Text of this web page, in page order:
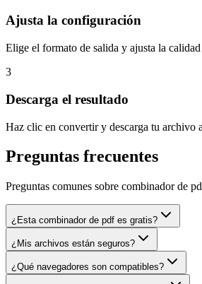
Ajusta la configuración
Elige el formato de salida y ajusta la
3
Descarga el resultado
Haz clic en convertir y descarga tu archivo
Preguntas frecuentes
Preguntas comunes sobre combinador de
¿Esta combinador de pdf es gratis?
¿Mis archivos están seguros?
¿Qué navegadores son compatibles?